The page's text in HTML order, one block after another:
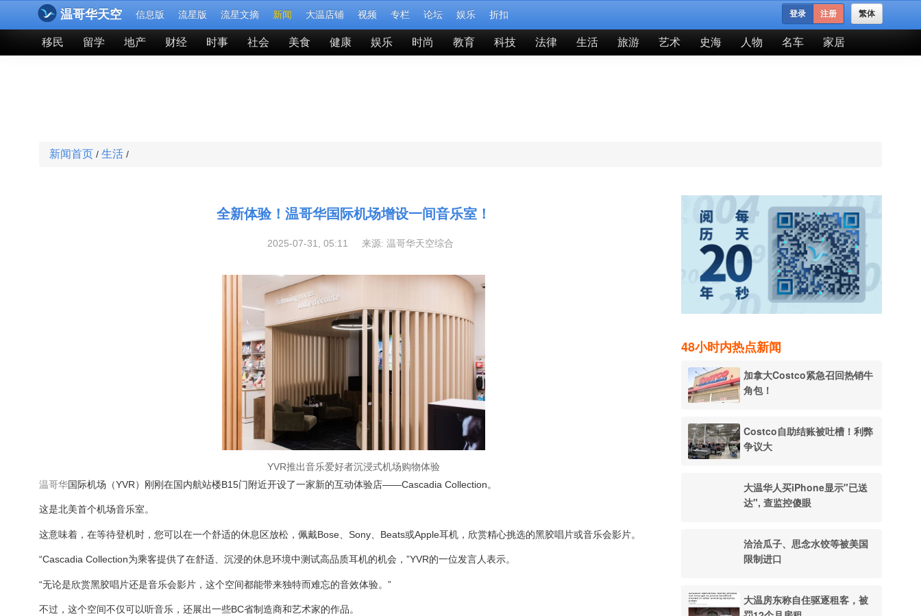
温哥华天空 信息版 流星版 流星文摘 新闻 大温店铺 视频 专栏 论坛 娱乐 折扣 繁体
登录 注册
移民 留学 地产 财经 时事 社会 美食 健康 娱乐 时尚 教育 科技 法律 生活 旅游 艺术 史海 人物 名车 家居
新闻首页 / 生活 /
全新体验！温哥华国际机场增设一间音乐室！
2025-07-31, 05:11 来源: 温哥华天空综合
YVR推出音乐爱好者沉浸式机场购物体验
温哥华国际机场（YVR）刚刚在国内航站楼B15门附近开设了一家新的互动体验店——Cascadia Collection。
这是北美首个机场音乐室。
这意味着，在等待登机时，您可以在一个舒适的休息区放松，佩戴Bose、Sony、Beats或Apple耳机，欣赏精心挑选的黑胶唱片或音乐会影片。
“Cascadia Collection为乘客提供了在舒适、沉浸的休息环境中测试高品质耳机的机会，”YVR的一位发言人表示。
“无论是欣赏黑胶唱片还是音乐会影片，这个空间都能带来独特而难忘的音效体验。”
不过，这个空间不仅可以听音乐，还展出一些BC省制造商和艺术家的作品。
48小时内热点新闻
加拿大Costco紧急召回热销牛
角包！
Costco自助结账被吐槽！利弊
争议大
大温华人买iPhone显示"已送
达", 查监控傻眼
洽洽瓜子、思念水饺等被美国
限制进口
大温房东称自住驱逐租客，被